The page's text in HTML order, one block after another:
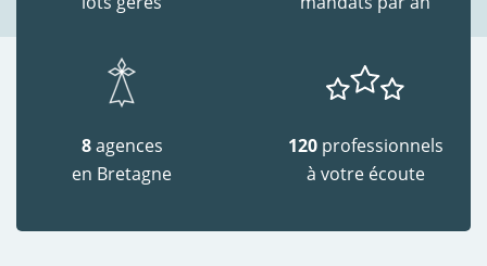
8agences
en Bretagne
120 professionnels
à votre écoute